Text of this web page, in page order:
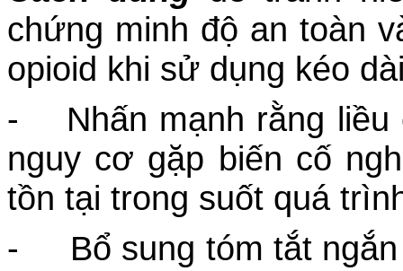
chứng minh độ an toàn
opioid khi sử dụng kéo
- Nhấn mạnh rằng liều
nguy cơ gặp biến cố
tồn tại trong suốt quá
- Bổ sung tóm tắt ngắn